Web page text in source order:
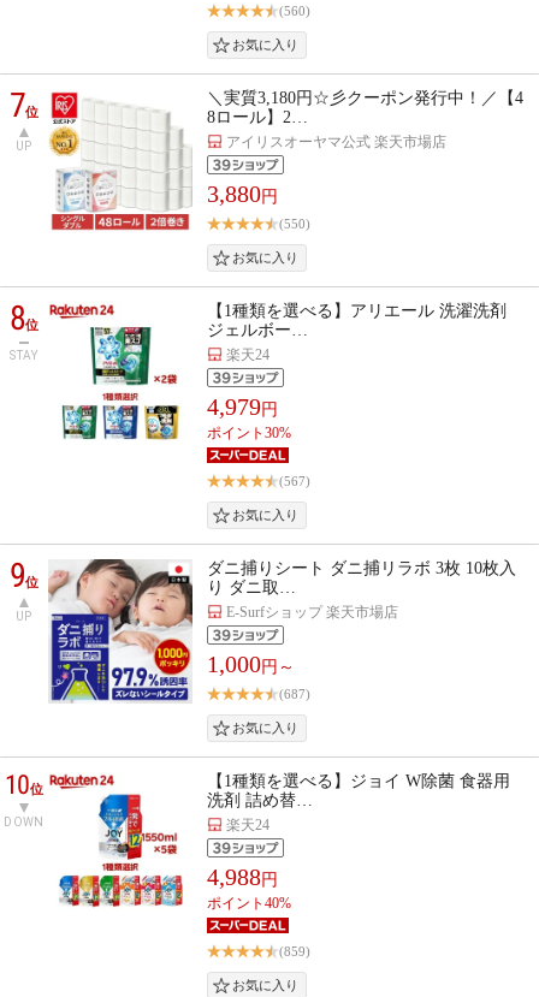
(560)
7位
UP
＼実質3,180円☆彡クーポン発行中！／【4
8ロール】2…
アイリスオーヤマ公式 楽天市場店
3,880円
(550)
8位
STAY
【1種類を選べる】アリエール 洗濯洗剤
ジェルボー…
楽天24
4,979円
ポイント30%
(567)
9位
UP
ダニ捕りシート ダニ捕リラボ 3枚 10枚入
り ダニ取…
E-Surfショップ 楽天市場店
1,000円～
(687)
10位
DOWN
【1種類を選べる】ジョイ W除菌 食器用
洗剤 詰め替…
楽天24
4,988円
ポイント40%
(859)